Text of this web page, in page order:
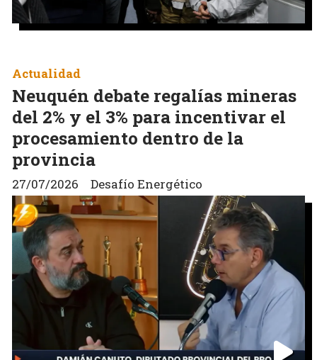
Neuquén debate regalías mineras
del 2% y el 3% para incentivar el
procesamiento dentro de la
provincia
Desafío Energético
Actualidad
27/07/2026